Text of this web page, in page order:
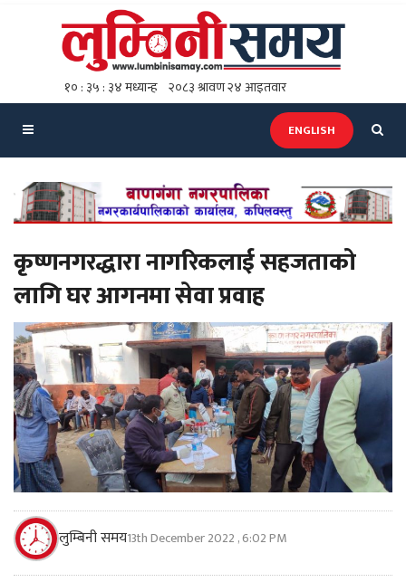
ENGLISH
कृष्णनगरद्धारा नागरिकलाई सहजताको
लागि घर आगनमा सेवा प्रवाह
लुम्बिनी समय13th December 2022 , 6:02 PM